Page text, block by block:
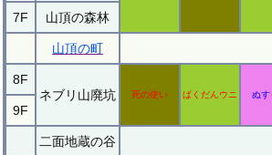
7F 山頂の森林
山頂の町
8F
ネブリ山廃坑
死の使い ばくだんウニ ぬす
9F
二面地蔵の谷